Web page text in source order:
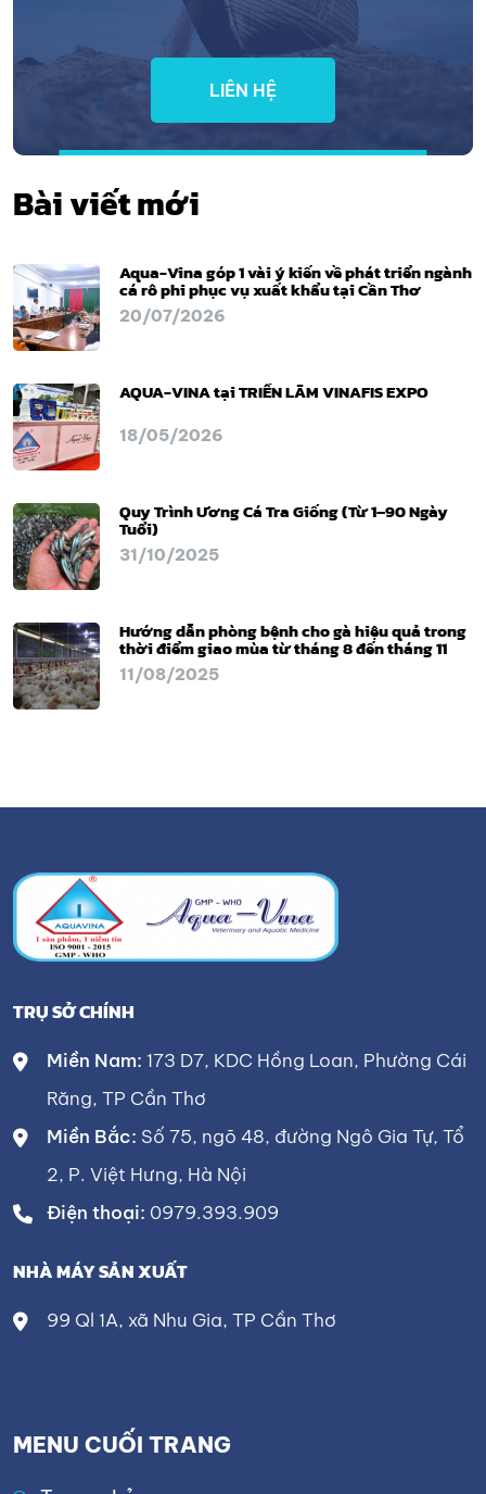
LIÊN HỆ
Bài viết mới
Aqua-Vina góp 1 vài ý kiến về phát triển ngành
cá rô phi phục vụ xuất khẩu tại Cần Thơ
20/07/2026
AQUA-VINA tại TRIỂN LÃM VINAFIS EXPO
18/05/2026
Quy Trình Ương Cá Tra Giống (Từ 1–90 Ngày
Tuổi)
31/10/2025
Hướng dẫn phòng bệnh cho gà hiệu quả trong
thời điểm giao mùa từ tháng 8 đến tháng 11
11/08/2025
TRỤ SỞ CHÍNH
Miền Nam: 173 D7, KDC Hồng Loan, Phường Cái
Răng, TP Cần Thơ
Miền Bắc: Số 75, ngõ 48, đường Ngô Gia Tự, Tổ
2, P. Việt Hưng, Hà Nội
Điện thoại: 0979.393.909
NHÀ MÁY SẢN XUẤT
99 Ql 1A, xã Nhu Gia, TP Cần Thơ
MENU CUỐI TRANG